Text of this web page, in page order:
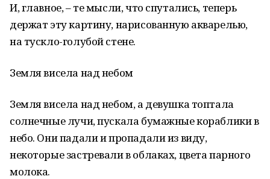
И, главное, – те мысли, что спутались, теперь
держат эту картину, нарисованную акварелью,
на тускло-голубой стене.
Земля висела над небом
Земля висела над небом, а девушка топтала
солнечные лучи, пускала бумажные кораблики в
небо. Они падали и пропадали из виду,
некоторые застревали в облаках, цвета парного
молока.